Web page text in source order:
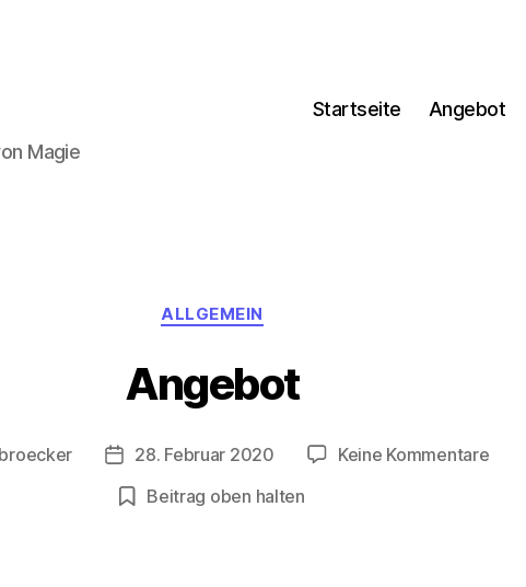
Magie
Startseite Angebot
Kategorien
ALLGEMEIN
Angebot
broecker Beitragsdatum
28. Februar 2020 Keine Kommentarezu
Beitrag oben halten